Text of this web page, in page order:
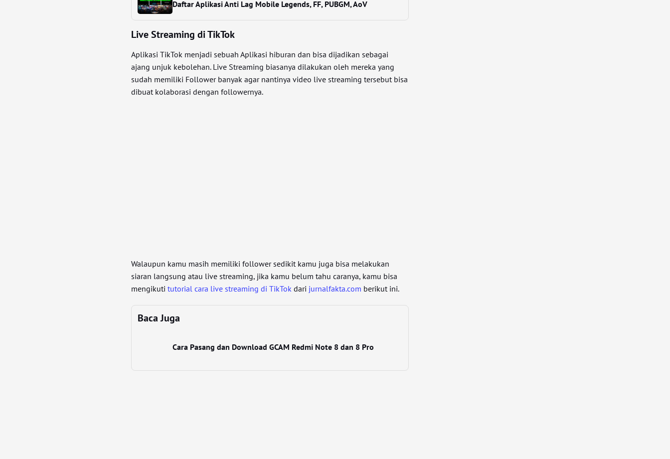
Daftar Aplikasi Anti Lag Mobile Legends, FF, PUBGM, AoV
Live Streaming di TikTok
Aplikasi TikTok menjadi sebuah Aplikasi hiburan dan bisa dijadikan sebagai
ajang unjuk kebolehan. Live Streaming biasanya dilakukan oleh mereka yang
sudah memiliki Follower banyak agar nantinya video live streaming tersebut bisa
dibuat kolaborasi dengan followernya.
Walaupun kamu masih memiliki follower sedikit kamu juga bisa melakukan
siaran langsung atau live streaming, jika kamu belum tahu caranya, kamu bisa
mengikutitutorial cara live streaming di TikTok dari jurnalfakta.com berikut ini.
Baca Juga
Cara Pasang dan Download GCAM Redmi Note 8 dan 8 Pro